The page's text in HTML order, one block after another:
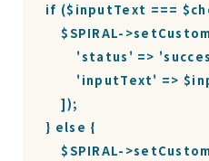
if ($inputText ===
$SPIRAL-
'status' =>
'inputText' =>
    ]);
} else {
$SPIRAL-